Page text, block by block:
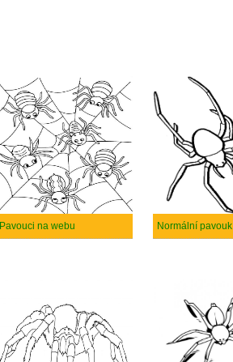
Pavouci na webu Normální pavouk